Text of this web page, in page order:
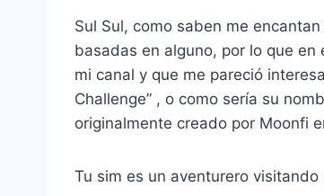
Sul Sul, como saben me
basadas en alguno, por lo que
mi canal y que me pareció
Challenge” , o como sería su
originalmente creado por Moonfi
Tu sim es un aventurero